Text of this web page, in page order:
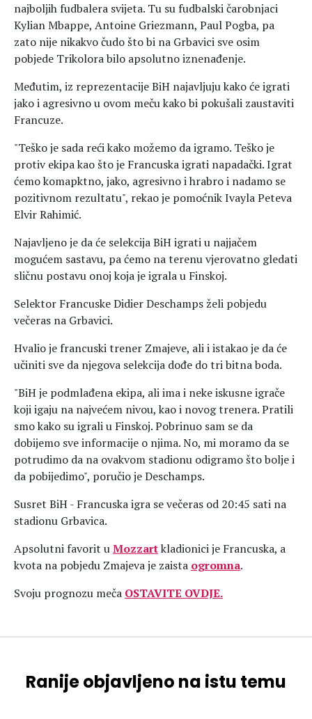
najboljih fudbalera svijeta. Tu su fudbalski čarobnjaci
Kylian Mbappe, Antoine Griezmann, Paul Pogba, pa
zato nije nikakvo čudo što bi na Grbavici sve osim
pobjede Trikolora bilo apsolutno iznenađenje.
Međutim, iz reprezentacije BiH najavljuju kako će igrati
jako i agresivno u ovom meču kako bi pokušali zaustaviti
Francuze.
"Teško je sada reći kako možemo da igramo. Teško je
protiv ekipa kao što je Francuska igrati napadački. Igrat
ćemo komapktno, jako, agresivno i hrabro i nadamo se
pozitivnom rezultatu", rekao je pomoćnik Ivayla Peteva
Elvir Rahimić.
Najavljeno je da će selekcija BiH igrati u najjačem
mogućem sastavu, pa ćemo na terenu vjerovatno gledati
sličnu postavu onoj koja je igrala u Finskoj.
Selektor Francuske Didier Deschamps želi pobjedu
večeras na Grbavici.
Hvalio je francuski trener Zmajeve, ali i istakao je da će
učiniti sve da njegova selekcija dođe do tri bitna boda.
"BiH je podmlađena ekipa, ali ima i neke iskusne igrače
koji igaju na najvećem nivou, kao i novog trenera. Pratili
smo kako su igrali u Finskoj. Pobrinuo sam se da
dobijemo sve informacije o njima. No, mi moramo da se
potrudimo da na ovakvom stadionu odigramo što bolje i
da pobijedimo", poručio je Deschamps.
Susret BiH - Francuska igra se večeras od 20:45 sati na
stadionu Grbavica.
Apsolutni favorit uMozzartkladionici je Francuska, a
kvota na pobjedu Zmajeva je zaista ogromna.
Svoju prognozu meča OSTAVITE OVDJE.
Ranije objavljeno na istu temu